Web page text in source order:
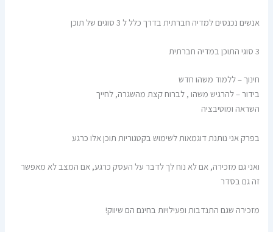
אנשים נכנסים למדיה חברתית בדרך כלל ל 3 סוגים של תוכן
3 סוגי התוכן במדיה חברתית
חינוך – ללמוד משהו חדש
בידור – להרגיש משהו , לברוח קצת מהשגרה, לחייך
השראה ומוטיבציה
בפרק אני נותנת דוגמאות לשימוש בקטגוריות תוכן אלו כרגע
ואני גם מזכירה, אם לא נוח לך לדבר על העסק כרגע, אם המצב לא מאפשר
זה גם בסדר
מזכירה שגם התנדבות ופעילויות בחינם הם שיווק!